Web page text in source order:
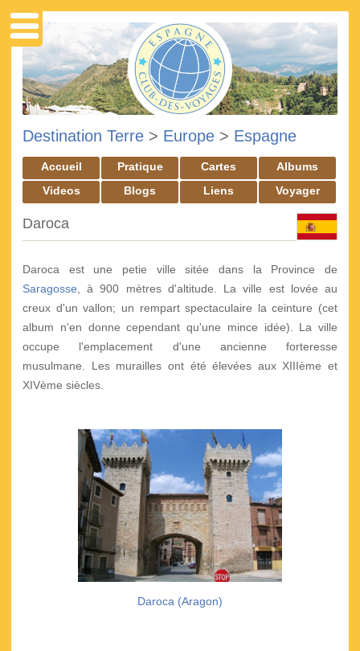
Destination Terre > Europe > Espagne
Accueil Pratique Cartes
Albums
Videos
Blogs Liens Voyager
Daroca
Daroca est une petie ville sitée dans la Province de
Saragosse , à 900 mètres d'altitude. La ville est lovée au
creux d'un vallon; un rempart spectaculaire la ceinture (cet
album n'en donne cependant qu'une mince idée). La ville
occupe l'emplacement d'une ancienne forteresse
musulmane. Les murailles ont été élevées aux XIIIème et
XIVème siècles.
Daroca (Aragon)